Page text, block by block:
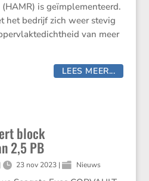
is geïmplementeerd.
het bedrijf zich weer stevig
van meer
LEES MEER...
block
2,5 PB
23 nov 2023 | Nieuws